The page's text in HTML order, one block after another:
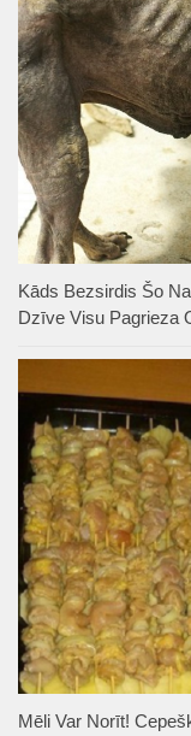
Kāds Bezsirdis Šo
Dzīve Visu Pagrieza
Mēli Var Norīt!